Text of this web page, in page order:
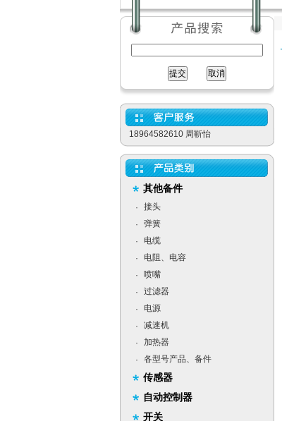
18964582610 周靳怡
其他备件
·
接头
·
弹簧
·
电缆
·
电阻、电容
·
喷嘴
·
过滤器
·
电源
·
减速机
·
加热器
·
各型号产品、备件
传感器
自动控制器
开关